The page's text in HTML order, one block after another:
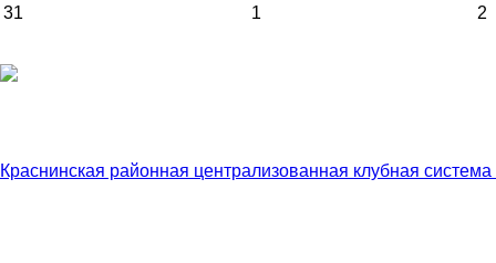
31
1 2
Краснинская районная централизованная клубная